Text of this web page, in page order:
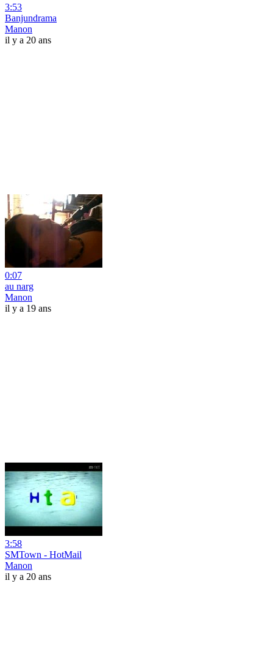
3:53
Banjundrama
Manon
il y a 20 ans
0:07
au narg
Manon
il y a 19 ans
3:58
SMTown - HotMail
Manon
il y a 20 ans